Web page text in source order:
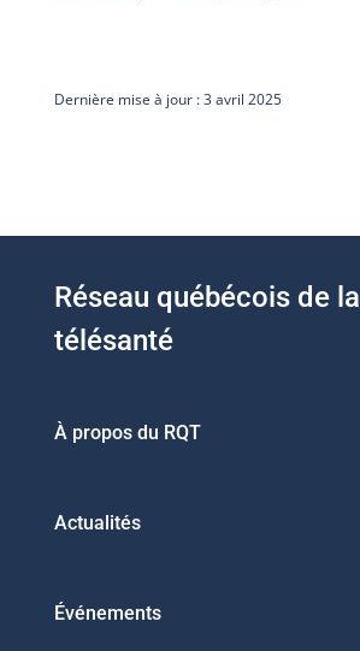
Dernière mise à jour : 3 avril 2025
Réseau québécois de la
télésanté
À propos du RQT
Actualités
Événements